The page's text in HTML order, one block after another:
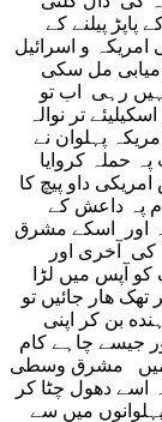
پیلنے کے
و اسرائیل
مل سکی
رہی اب تو
تر نوالہ
پہلوان نے
حملہ کروایا
داو پیچ کا
پہ داعش کے
اور اسکے مشرق
کی آخری اور
آپس میں لڑا
هار جائیں تو
بن کر اپنی
جیسے چاہے کام
میں مشرق وسطی
اسے دهول چٹا کر
میں سے